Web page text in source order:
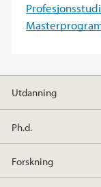
Utdanning
Ph.d.
Forskning